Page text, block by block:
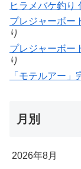
ヒラメバケ釣り
プレジャーボー
り
プレジャーボー
り
「モテルアー」
月別
2026年8月